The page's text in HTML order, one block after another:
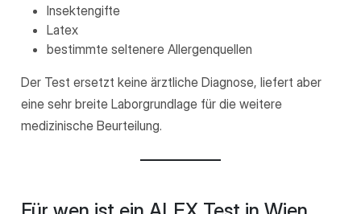
Insektengifte
Latex
bestimmte seltenere Allergenquellen
Der Test ersetzt keine ärztliche Diagnose, liefert aber
eine sehr breite Laborgrundlage für die weitere
medizinische Beurteilung.